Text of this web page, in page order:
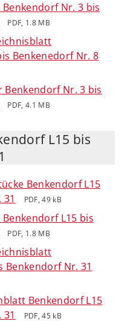
Nr. 3 bis
PDF, 1.8 MB
Benkenedorf Nr. 8
Benkendorf Nr. 3 bis
PDF, 4.1 MB
L15 bis
Benkendorf L15
PDF, 49 kB
L15 bis
PDF, 1.8 MB
Benkendorf Nr. 31
Benkendorf L15
PDF, 45 kB